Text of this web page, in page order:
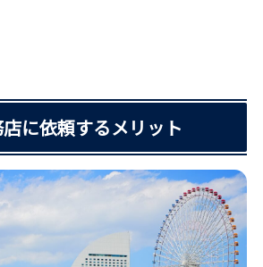
に依頼するメリット